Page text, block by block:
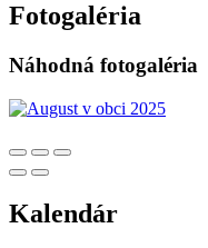
Fotogaléria
Náhodná fotogaléria
Kalendár